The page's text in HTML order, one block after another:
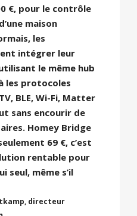
€, pour le contrôle
maison
les
intégrer leur
le même hub
les protocoles
BLE, Wi-Fi, Matter
sans encourir de
Homey Bridge
69 €, c’est
rentable pour
seul, même s’il
directeur